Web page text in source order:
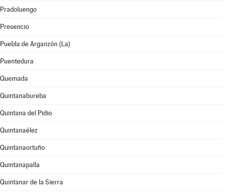
Pradoluengo
Presencio
Puebla de Arganzón (La)
Puentedura
Quemada
Quintanabureba
Quintana del Pidio
Quintanaélez
Quintanaortuño
Quintanapalla
Quintanar de la Sierra